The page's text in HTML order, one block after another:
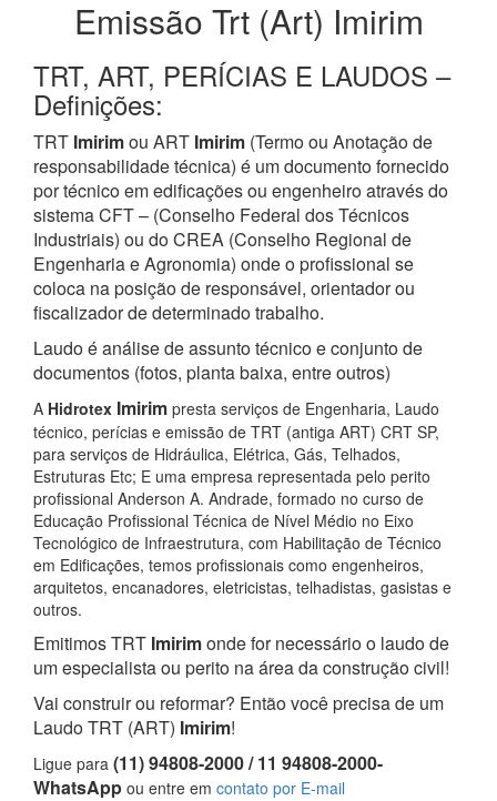
Emissão Trt (Art) Imirim
TRT, ART, PERÍCIAS E LAUDOS –
Definições:
TRT Imirimou ART Imirim (Termo ou Anotação de
responsabilidade técnica) é um documento fornecido
por técnico em edificações ou engenheiro através do
sistema CFT – (Conselho Federal dos Técnicos
Industriais) ou do CREA (Conselho Regional de
Engenharia e Agronomia) onde o profissional se
coloca na posição de responsável, orientador ou
fiscalizador de determinado trabalho.
Laudo é análise de assunto técnico e conjunto de
documentos (fotos, planta baixa, entre outros)
A Hidrotex Imirim presta serviços de Engenharia, Laudo
técnico, perícias e emissão de TRT (antiga ART) CRT SP,
para serviços de Hidráulica, Elétrica, Gás, Telhados,
Estruturas Etc; E uma empresa representada pelo perito
profissional Anderson A. Andrade, formado no curso de
Educação Profissional Técnica de Nível Médio no Eixo
Tecnológico de Infraestrutura, com Habilitação de Técnico
em Edificações, temos profissionais como engenheiros,
arquitetos, encanadores, eletricistas, telhadistas, gasistas e
outros.
Emitimos TRT Imirimonde for necessário o laudo de
um especialista ou perito na área da construção civil!
Vai construir ou reformar? Então você precisa de um
Laudo TRT (ART) Imirim!
Ligue para (11) 94808-2000 / 11 94808-2000-
WhatsApp ou entre em contato por E-mail